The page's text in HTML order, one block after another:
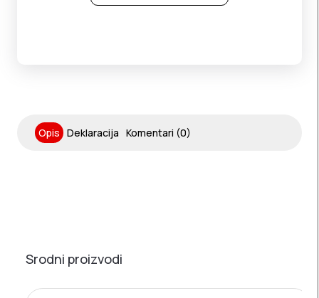
Opis Deklaracija Komentari (0)
Srodni proizvodi